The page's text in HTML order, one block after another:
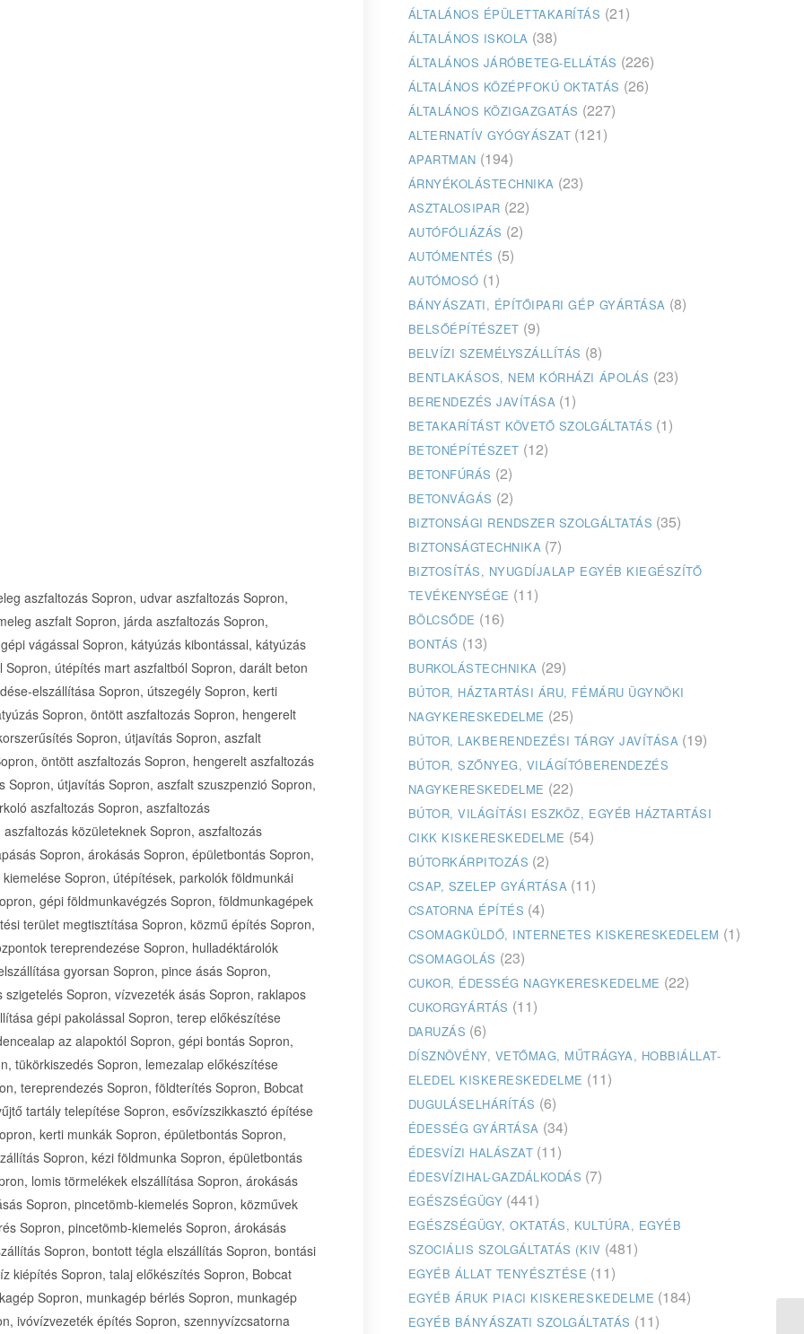
Moson-Sopron megye, út felújítás Győr-Moson-Sopron megye, út korszerűsítés Győr-Moson-Sopron megye, útjavítás Győr-Moson-Sopron megye, aszfalt szuszpenzió Győr-Moson-Sopron megye, aszfaltozás Győr-Moson-Sopron megye, mart aszfaltozás Győr-Moson-Sopron megye, öntött aszfaltozás Győr-Moson-Sopron megye, hengerelt aszfaltozás Győr-Moson-Sopron megye, útépítés Győr-Moson-Sopron megye, út felújítás Győr-Moson-Sopron megye, út korszerűsítés Győr-Moson-Sopron megye, útjavítás Győr-Moson-Sopron megye, aszfalt szuszpenzió Győr-Moson-Sopron megye, bekötőút aszfaltozás Győr-Moson-Sopron megye, garázs aszfaltozás Győr-Moson-Sopron megye, parkoló aszfaltozás Győr-Moson-Sopron megye, aszfaltozás magánszemélyeknek Győr-Moson-Sopron megye, aszfaltozás cégeknek Győr-Moson-Sopron megye, aszfaltozás közületeknek Győr-Moson-Sopron megye, aszfaltozás önkormányzatoknak Győr-Moson-Sopron megye, gép tereprendezés Győr-Moson-Sopron megye, alapásás Győr-Moson-Sopron megye, árokásás Győr-Moson-Sopron megye, épületbontás Győr-Moson-Sopron megye, sávalap ásás Győr-Moson-Sopron megye, talajkiegyenlítés Győr-Moson-Sopron megye, pincetömbök kiemelése Győr-Moson-Sopron megye, útépítések, parkolók földmunkái Győr-Moson-Sopron megye, közműépítés Győr-Moson-Sopron megye, egyéb speciális földmunkák Győr-Moson-Sopron megye, gépi földmunkavégzés Győr-Moson-Sopron megye, földmunkagépek bérbeadása Győr-Moson-Sopron megye, építési terület előkészítése Győr-Moson-Sopron megye, építési terület megtisztítása Győr-Moson-Sopron megye, közmű építés Győr-Moson-Sopron megye, halastó építés Győr-Moson-Sopron megye, víztározó építés Győr-Moson-Sopron megye, bevásárlóközpontok tereprendezése Győr-Moson-Sopron megye, hulladéktárolók létesítése Győr-Moson-Sopron megye, gépi földmunkavégzés Győr-Moson-Sopron megye, törmelék elszállítása gyorsan Győr-Moson-Sopron megye, pince ásás Győr-Moson-Sopron megye, alapásás Győr-Moson-Sopron megye, gödörásás munkagéppel Győr-Moson-Sopron megye, utólagos szigetelés Győr-Moson-Sopron megye, vízvezeték ásás Győr-Moson-Sopron megye, raklapos áru mozgatása munkagéppel Győr-Moson-Sopron megye, építési törmelék elszállítása gépi pakolással Győr-Moson-Sopron megye, terep előkészítése Győr-Moson-Sopron megye, trágya szállítás, rakodás munkagéppel Győr-Moson-Sopron megye, medencealap az alapoktól Győr-Moson-Sopron megye, gépi bontás Győr-Moson-Sopron megye, kézi bontás Győr-Moson-Sopron megye, tuskó kiszedése minikotró géppel Győr-Moson-Sopron megye, tükörkiszedés Győr-Moson-Sopron megye, lemezalap előkészítése munkagéppel Győr-Moson-Sopron megye, termőföld rendelés-föld szállítás Győr-Moson-Sopron megye, tereprendezés Győr-Moson-Sopron megye, földterítés Győr-Moson-Sopron megye, Bobcat bérlés Győr-Moson-Sopron megye, árokásás-csatorna fektetés Győr-Moson-Sopron megye, esővízgyűjtő tartály telepítése Győr-Moson-Sopron megye, esővízszikkasztó építése Győr-Moson-Sopron megye, gépi földmunka Győr-Moson-Sopron megye, földmunka kézzel-géppel Győr-Moson-Sopron megye, kerti munkák Győr-Moson-Sopron megye, épületbontás Győr-Moson-Sopron megye, térburkolás Győr-Moson-Sopron megye, árok ásás géppel-kézzel Győr-Moson-Sopron megye, sitt elszállítás Győr-Moson-Sopron megye, kézi földmunka Győr-Moson-Sopron megye, épületbontás géppel Győr-Moson-Sopron megye, épületbontás kézzel Győr-Moson-Sopron megye, tér kövezés Győr-Moson-Sopron megye, lomis törmelékek elszállítása Győr-Moson-Sopron megye, árokásás Győr-Moson-Sopron megye, tereprendezés Győr-Moson-Sopron megye, tükörkiszedés Győr-Moson-Sopron megye, alapásás Győr-Moson-Sopron megye, pincetömb-kiemelés Győr-Moson-Sopron megye, közművek földmunkái Győr-Moson-Sopron megye, közműépítés Győr-Moson-Sopron megye, bontás Győr-Moson-Sopron megye, törés Győr-Moson-Sopron megye, pincetömb-kiemelés Győr-Moson-Sopron megye, árokásás Győr-Moson-Sopron megye, fuvarozás Győr-Moson-Sopron megye, sitt szállítás Győr-Moson-Sopron megye, törmelék elszállítás Győr-Moson-Sopron megye, bontott tégla elszállítás Győr-Moson-Sopron megye, bontási anyag elszállítás Győr-Moson-Sopron megye, csatorna kiépítés Győr-Moson-Sopron megye, szennyvíz kiépítés Győr-Moson-Sopron megye, talaj előkészítés Győr-Moson-Sopron megye, Bobcat bérlés Győr-Moson-Sopron megye, földmunkagép bérlés Győr-Moson-Sopron megye, bére
ÁLTALÁNOS ÉPÜLETTAKARÍTÁS (21)
ÁLTALÁNOS ISKOLA (38)
ÁLTALÁNOS JÁRÓBETEG-ELLÁTÁS (226)
ÁLTALÁNOS KÖZÉPFOKÚ OKTATÁS (26)
ÁLTALÁNOS KÖZIGAZGATÁS (227)
ALTERNATÍV GYÓGYÁSZAT (121)
APARTMAN (194)
ÁRNYÉKOLÁSTECHNIKA (23)
ASZTALOSIPAR (22)
AUTÓFÓLIÁZÁS (2)
AUTÓMENTÉS (5)
AUTÓMOSÓ (1)
BÁNYÁSZATI, ÉPÍTŐIPARI GÉP GYÁRTÁSA (8)
BELSŐÉPÍTÉSZET (9)
BELVÍZI SZEMÉLYSZÁLLÍTÁS (8)
BENTLAKÁSOS, NEM KÓRHÁZI ÁPOLÁS (23)
BERENDEZÉS JAVÍTÁSA (1)
BETAKARÍTÁST KÖVETŐ SZOLGÁLTATÁS (1)
BETONÉPÍTÉSZET (12)
BETONFÚRÁS (2)
BETONVÁGÁS (2)
BIZTONSÁGI RENDSZER SZOLGÁLTATÁS (35)
BIZTONSÁGTECHNIKA (7)
BIZTOSÍTÁS, NYUGDÍJALAP EGYÉB KIEGÉSZÍTŐ
TEVÉKENYSÉGE (11)
BÖLCSŐDE (16)
BONTÁS (13)
BURKOLÁSTECHNIKA (29)
BÚTOR, HÁZTARTÁSI ÁRU, FÉMÁRU ÜGYNÖKI
NAGYKERESKEDELME (25)
BÚTOR, LAKBERENDEZÉSI TÁRGY JAVÍTÁSA (19)
BÚTOR, SZŐNYEG, VILÁGÍTÓBERENDEZÉS
NAGYKERESKEDELME (22)
BÚTOR, VILÁGÍTÁSI ESZKÖZ, EGYÉB HÁZTARTÁSI
CIKK KISKERESKEDELME (54)
BÚTORKÁRPITOZÁS (2)
CSAP, SZELEP GYÁRTÁSA (11)
CSATORNA ÉPÍTÉS (4)
CSOMAGKÜLDŐ, INTERNETES KISKERESKEDELEM (1)
CSOMAGOLÁS (23)
CUKOR, ÉDESSÉG NAGYKERESKEDELME (22)
CUKORGYÁRTÁS (11)
DARUZÁS (6)
DÍSZNÖVÉNY, VETŐMAG, MŰTRÁGYA, HOBBIÁLLAT-
ELEDEL KISKERESKEDELME (11)
DUGULÁSELHÁRÍTÁS (6)
ÉDESSÉG GYÁRTÁSA (34)
ÉDESVÍZI HALÁSZAT (11)
ÉDESVÍZIHAL-GAZDÁLKODÁS (7)
EGÉSZSÉGÜGY (441)
EGÉSZSÉGÜGY, OKTATÁS, KULTÚRA, EGYÉB
SZOCIÁLIS SZOLGÁLTATÁS (KIV (481)
EGYÉB ÁLLAT TENYÉSZTÉSE (11)
EGYÉB ÁRUK PIACI KISKERESKEDELME (184)
EGYÉB BÁNYÁSZATI SZOLGÁLTATÁS (11)